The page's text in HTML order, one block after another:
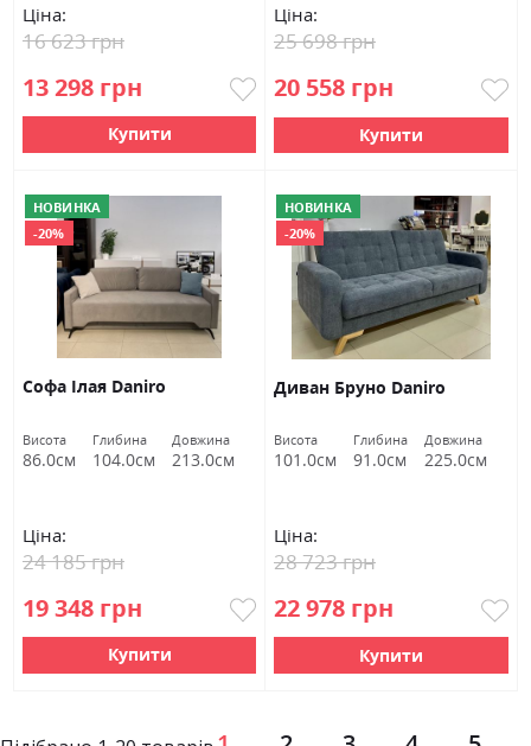
Ціна:
13 298 грн
16 623 грн
Купити
Ціна:
20 558 грн
25 698 грн
Купити
НОВИНКА
-20%
Софа Ілая Daniro
Висота
86.0см
Глибина
104.0см
Довжина
213.0см
Ціна:
19 348 грн
24 185 грн
Купити
НОВИНКА
-20%
Диван Бруно Daniro
Висота
101.0см
Глибина
91.0см
Довжина
225.0см
Ціна:
22 978 грн
28 723 грн
Купити
Page